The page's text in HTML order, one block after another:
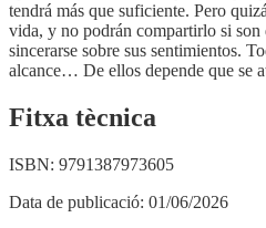
tendrá más que suficiente. Pero
vida, y no podrán compartirlo si son
sincerarse sobre sus sentimientos.
alcance… De ellos depende que se
Fitxa tècnica
ISBN: 9791387973605
Data de publicació: 01/06/2026